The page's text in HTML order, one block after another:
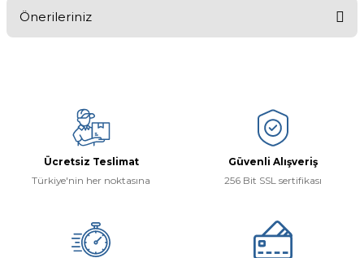
Önerileriniz
Ürün resmi kalitesiz, bozuk veya görüntülenemiyor.
Bu ürüne benzer farklı alternatifler olmalı.
Ücretsiz Teslimat
Türkiye'nin her noktasına
Güvenli Alışveriş
256 Bit SSL sertifikası